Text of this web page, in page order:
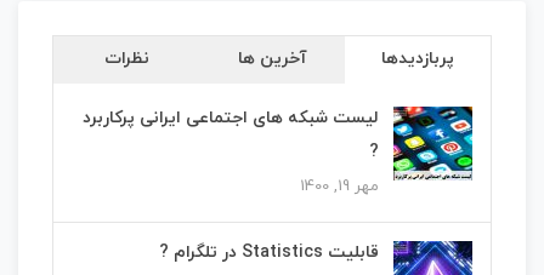
پربازدیدها آخرین ها نظرات
لیست شبکه های اجتماعی ایرانی پرکاربرد
?
مهر 19, 1400
قابلیت Statistics در تلگرام ?